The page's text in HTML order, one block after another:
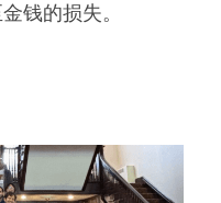
钱的损失。